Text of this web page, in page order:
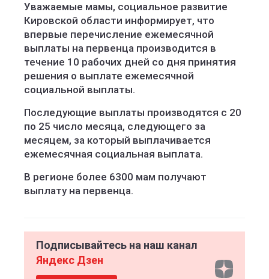
Уважаемые мамы, социальное развитие
Кировской области информирует, что
впервые перечисление ежемесячной
выплаты на первенца производится в
течение 10 рабочих дней со дня принятия
решения о выплате ежемесячной
социальной выплаты.
Последующие выплаты производятся с 20
по 25 число месяца, следующего за
месяцем, за который выплачивается
ежемесячная социальная выплата.
В регионе более 6300 мам получают
выплату на первенца.
Подписывайтесь на наш канал
Яндекс Дзен